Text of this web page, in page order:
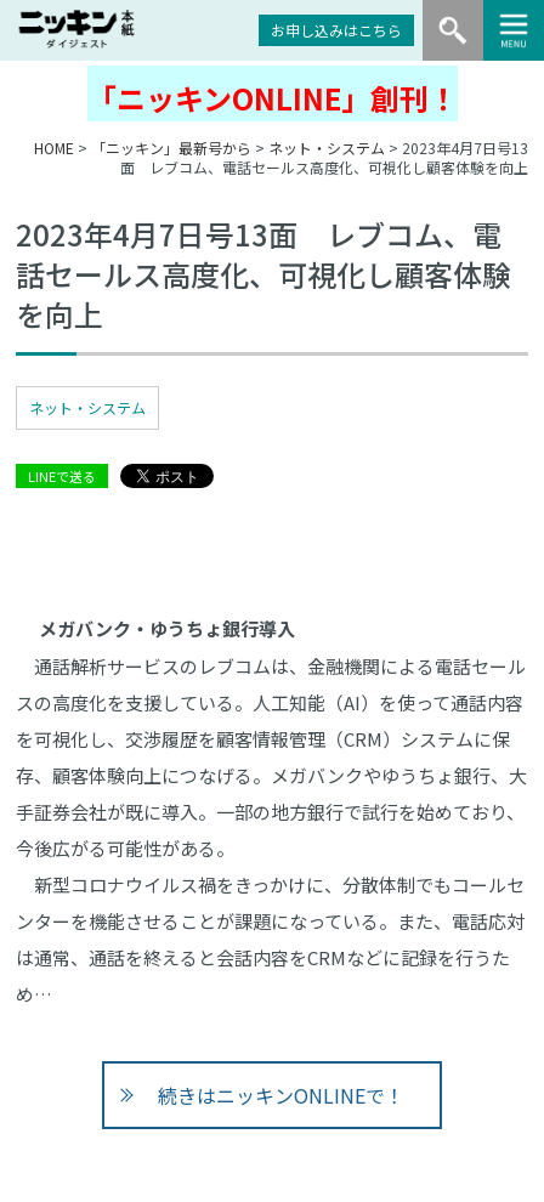
お申し込みはこちら
「ニッキンONLINE」創刊！
HOME > 「ニッキン」最新号から > ネット・システム > 2023年4月7日号13
面 レブコム、電話セールス高度化、可視化し顧客体験を向上
2023年4月7日号13面 レブコム、電
話セールス高度化、可視化し顧客体験
を向上
ネット・システム
LINEで送る
メガバンク・ゆうちょ銀行導入
通話解析サービスのレブコムは、金融機関による電話セール
スの高度化を支援している。人工知能（AI）を使って通話内容
を可視化し、交渉履歴を顧客情報管理（CRM）システムに保
存、顧客体験向上につなげる。メガバンクやゆうちょ銀行、大
手証券会社が既に導入。一部の地方銀行で試行を始めており、
今後広がる可能性がある。
新型コロナウイルス禍をきっかけに、分散体制でもコールセ
ンターを機能させることが課題になっている。また、電話応対
は通常、通話を終えると会話内容をCRMなどに記録を行うた
め…
続きはニッキンONLINEで！